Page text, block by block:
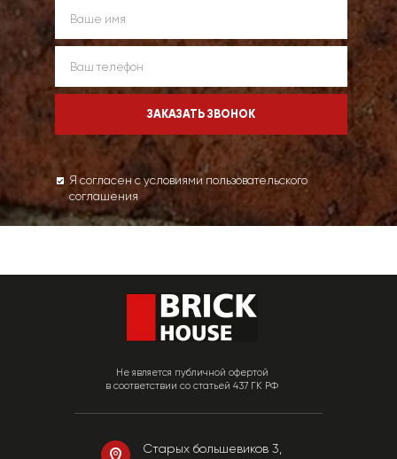
Я согласен с условиями пользовательского
соглашения
Не является публичной офертой
в соответствии со статьей 437 ГК РФ
Старых большевиков 3,